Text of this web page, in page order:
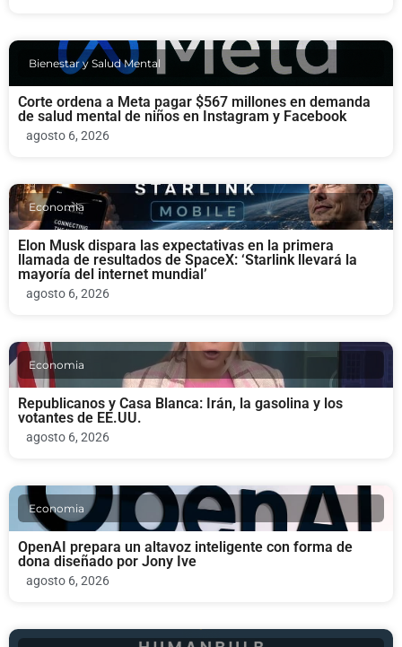
Bienestar y Salud Mental
Corte ordena a Meta pagar $567 millones en demanda
de salud mental de niños en Instagram y Facebook
agosto 6, 2026
Economia
Elon Musk dispara las expectativas en la primera
llamada de resultados de SpaceX: ‘Starlink llevará la
mayoría del internet mundial’
agosto 6, 2026
Economia
Republicanos y Casa Blanca: Irán, la gasolina y los
votantes de EE.UU.
agosto 6, 2026
Economia
OpenAI prepara un altavoz inteligente con forma de
dona diseñado por Jony Ive
agosto 6, 2026